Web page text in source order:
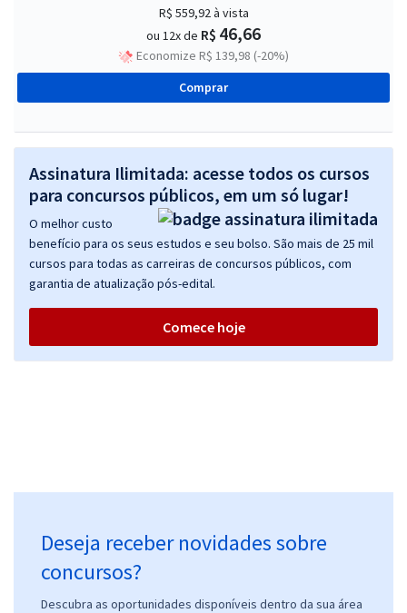
R$ 559,92à vista
ou 12x de R$ 46,66
Economize R$ 139,98 (-20%)
Comprar
Assinatura Ilimitada: acesse todos os cursos
para concursos públicos, em um só lugar!
O melhor custo
benefício para os seus estudos e seu bolso. São mais de 25 mil
cursos para todas as carreiras de concursos públicos, com
garantia de atualização pós-edital.
Comece hoje
Deseja receber novidades sobre
concursos?
Descubra as oportunidades disponíveis dentro da sua área